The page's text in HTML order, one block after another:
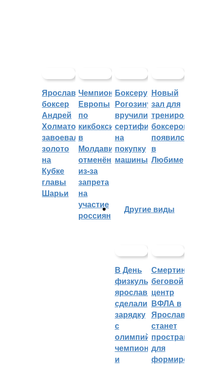
Ярославский
боксер
Андрей
Холматов
завоевал
золото
на
Кубке
главы
Шарьи
Чемпионат
Европы
по
кикбоксингу
в
Молдавии
отменён
из-за
запрета
на
участие
россиян
Боксеру
Рогозину
вручили
сертификат
на
покупку
машины
Новый
зал для
тренировок
боксеров
появился
в
Любиме
Другие виды
В День
физкультурника
ярославцы
сделали
зарядку
с
олимпийским
чемпионом
и
Смертин:
беговой
центр
ВФЛА в
Ярославле
станет
пространством
для
формирования